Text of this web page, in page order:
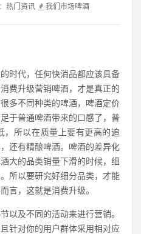
热门资讯 我们 市场啤酒
时代，任何快消品都应该具备
费升级营销啤酒，才是真正的
多不同种类的啤酒，啤酒定价
于普通啤酒带来的口感了，普
，所以在质量上要有更高的追
还有精酿啤酒。啤酒的差异化
大的品类销量下滑的时候，细
所以要研究好细分品类，才能
言，这就是消费升级。
以及不同的活动来进行营销。
针对你的用户群体采用相对应